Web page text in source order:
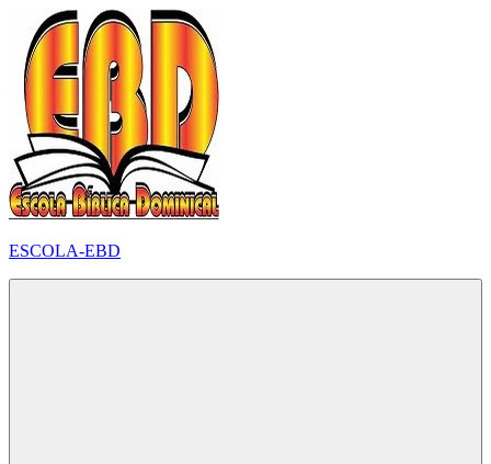
para
conteúdo
ESCOLA-EBD